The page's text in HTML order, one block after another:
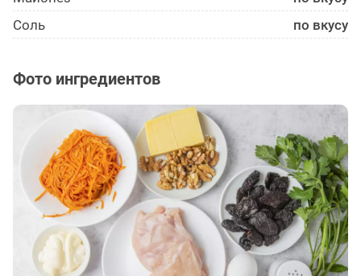
Соль
по вкусу
Фото ингредиентов